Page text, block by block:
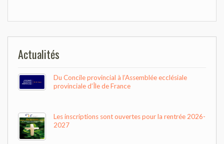
l’article
Actualités
Du Concile provincial à l’Assemblée ecclésiale
provinciale d’Île de France
Les inscriptions sont ouvertes pour la rentrée 2026-
2027